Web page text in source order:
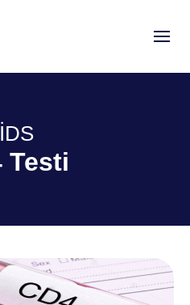
Testi